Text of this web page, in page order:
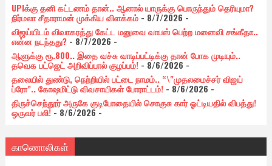
UPIக்கு தனி கட்டணம் தான்.. ஆனால் யாருக்கு பொருந்தும் தெரியுமா?
நிர்மலா சீதாராமன் முக்கிய விளக்கம்- 8/7/2026 -
விஜய்யிடம் விவாகரத்து கேட்ட மனுவை வாபஸ் பெற்ற மனைவி சங்கீதா..
என்ன நடந்தது?- 8/7/2026 -
ஆளுக்கு ரூ.800.. இதை வச்சு வாடிப்பட்டிக்கு தான் போக முடியும்..
தவெக பட்ஜெட் அறிவிப்பால் குழப்பம்!- 8/6/2026 -
தலையில் துண்டு, நெற்றியில் பட்டை நாமம்.. “\"முதலமைச்சர் விஜய்
ப்ரோ”.. கோஷமிட்டு விவசாயிகள் போராட்டம்!- 8/6/2026 -
திருச்செந்தூர் அருகே குடிபோதையில் சொகுசு கார் ஓட்டியதில் விபத்து!
ஒருவர் பலி!- 8/6/2026-
காணொலிகள்